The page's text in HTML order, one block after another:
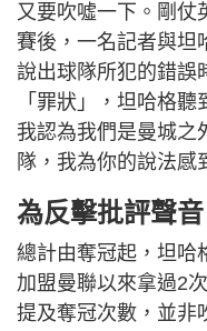
又要吹噓一下。剛仗
賽後，一名記者與坦
說出球隊所犯的錯誤
「罪狀」，坦哈格
我認為我們是曼城之
隊，我為你的說法感
為反擊批評聲音
總計由奪冠起，坦哈
加盟曼聯以來拿過2
提及奪冠次數，並非